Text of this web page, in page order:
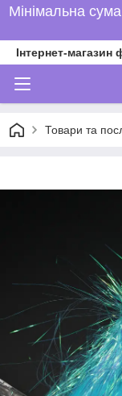
Мінімальна
Інтернет-магазин
Товари та